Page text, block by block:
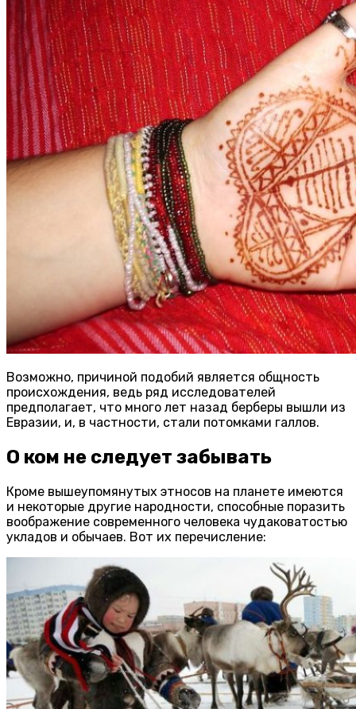
Возможно, причиной подобий является общность
происхождения, ведь ряд исследователей
предполагает, что много лет назад берберы вышли из
Евразии, и, в частности, стали потомками галлов.
О ком не следует забывать
Кроме вышеупомянутых этносов на планете имеются
и некоторые другие народности, способные поразить
воображение современного человека чудаковатостью
укладов и обычаев. Вот их перечисление: